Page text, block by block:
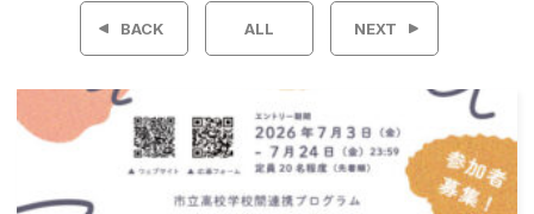
ー
BACK ALL NEXT